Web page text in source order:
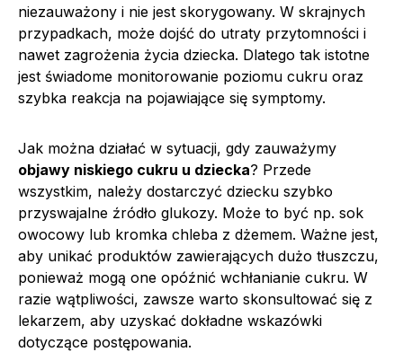
niezauważony i nie jest skorygowany. W skrajnych
przypadkach, może dojść do utraty przytomności i
nawet zagrożenia życia dziecka. Dlatego tak istotne
jest świadome monitorowanie poziomu cukru oraz
szybka reakcja na pojawiające się symptomy.
Jak można działać w sytuacji, gdy zauważymy
objawy niskiego cukru u dziecka? Przede
wszystkim, należy dostarczyć dziecku szybko
przyswajalne źródło glukozy. Może to być np. sok
owocowy lub kromka chleba z dżemem. Ważne jest,
aby unikać produktów zawierających dużo tłuszczu,
ponieważ mogą one opóźnić wchłanianie cukru. W
razie wątpliwości, zawsze warto skonsultować się z
lekarzem, aby uzyskać dokładne wskazówki
dotyczące postępowania.